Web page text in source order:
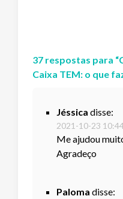
37 respostas para “
Caixa TEM: o que
Jéssica disse:
2021-10-23
Me ajudou
Agradeço
Paloma disse: